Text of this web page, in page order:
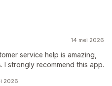
14 mei 2026
service help is amazing,
I strongly recommend this app.
2026